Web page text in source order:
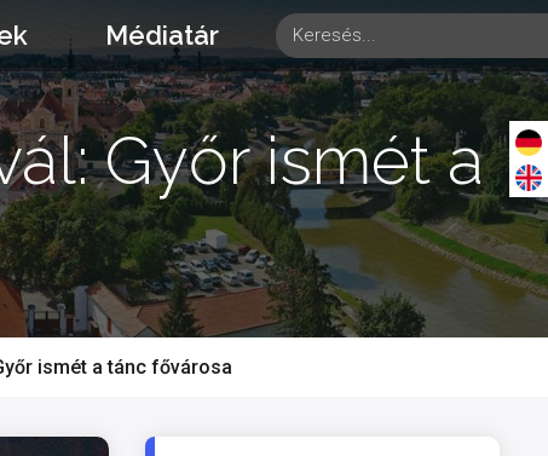
Médiatár
Győr ismét a
ismét a tánc fővárosa